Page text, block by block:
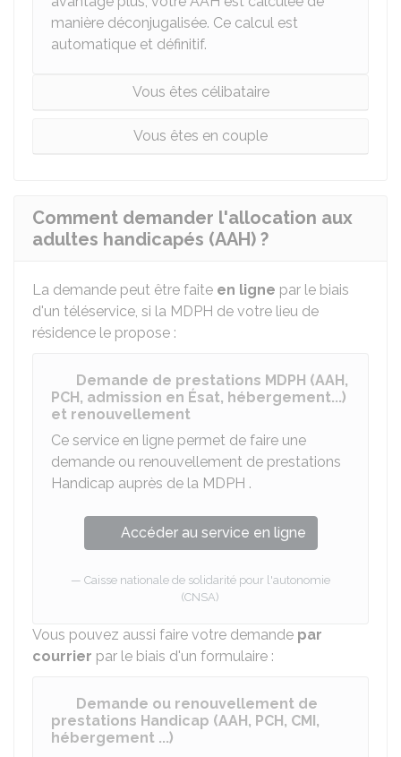
manière déconjugalisée. Ce calcul est
automatique et définitif.
Vous êtes célibataire
Vous êtes en couple
Comment demander l'allocation aux
adultes handicapés (AAH) ?
La demande peut être faite en ligne par le biais
d'un téléservice, si la MDPH de votre lieu de
résidence le propose :
Demande de prestations MDPH (AAH,
PCH, admission en Ésat, hébergement...)
et renouvellement
Ce service en ligne permet de faire une
demande ou renouvellement de prestations
Handicap auprès de la MDPH .
Accéder au service en ligne
Caisse nationale de solidarité pour l'autonomie
(CNSA)
Vous pouvez aussi faire votre demande par
courrier par le biais d'un formulaire :
Demande ou renouvellement de
prestations Handicap (AAH, PCH, CMI,
hébergement ...)